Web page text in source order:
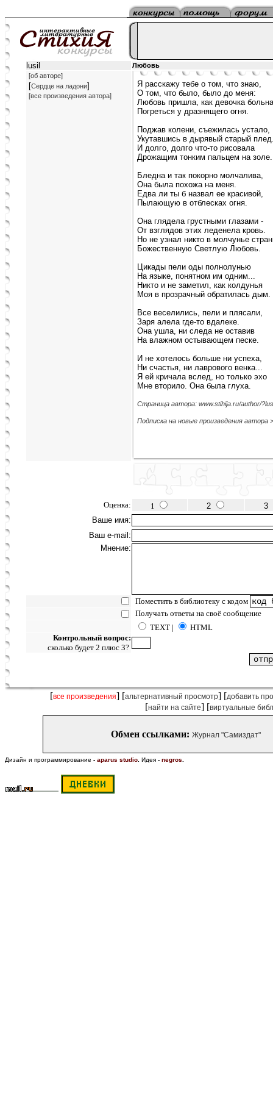
lusil
Любовь
[об авторе]
[Сердце на ладони]
[все произведения автора]
Я расскажу тебе о том, что знаю,
О том, что было, было до меня:
Любовь пришла, как девочка
Погреться у дразнящего огня.
Поджав колени, съежилась устало,
Укутавшись в дырявый старый
И долго, долго что-то рисовала
Дрожащим тонким пальцем на золе.
Бледна и так покорно молчалива,
Она была похожа на меня.
Едва ли ты б назвал ее красивой,
Пылающую в отблесках огня.
Она глядела грустными глазами -
От взглядов этих леденела кровь.
Но не узнал никто в молчунье
Божественную Светлую Любовь.
Цикады пели оды полнолунью
На языке, понятном им одним...
Никто и не заметил, как колдунья
Моя в прозрачный обратилась дым.
Все веселились, пели и плясали,
Заря алела где-то вдалеке.
Она ушла, ни следа не оставив
На влажном остывающем песке.
И не хотелось больше ни успеха,
Ни счастья, ни лаврового венка...
Я ей кричала вслед, но только эхо
Мне вторило. Она была глуха.
Страница автора: www.stihija.ru/author/
Подписка на новые произведения автора
Оценка: 1 2
3
Ваше имя:
Ваш e-mail:
Мнение:
Поместить в библиотеку с кодом
Получать ответы на своё сообщение
TEXT |
HTML
Контрольный вопрос:
сколько будет 2 плюс 3?
[все произведения] [альтернативный просмотр] [добавить
[найти на сайте] [виртуальные
Обмен ссылками: Журнал "Самиздат"
Дизайн и программирование - aparus studio Идея - negros